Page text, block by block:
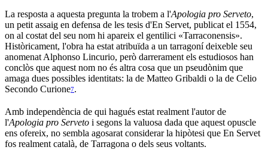
La resposta a aquesta pregunta la trobem a l'Apologia pro Serveto,
un petit assaig en defensa de les tesis d'En Servet, publicat el 1554,
on al costat del seu nom hi apareix el gentilici «Tarraconensis».
Històricament, l'obra ha estat atribuïda a un tarragoní deixeble seu
anomenat Alphonso Lincurio, però darrerament els estudiosos han
conclòs que aquest nom no és altra cosa que un pseudònim que
amaga dues possibles identitats: la de Matteo Gribaldi o la de Celio
Secondo Curione7.
Amb independència de qui hagués estat realment l'autor de
l'Apologia pro Serveto i segons la valuosa dada que aquest opuscle
ens ofereix, no sembla agosarat considerar la hipòtesi que En Servet
fos realment català, de Tarragona o dels seus voltants.